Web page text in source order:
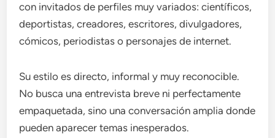
con invitados de perfiles muy variados: científicos,
deportistas, creadores, escritores, divulgadores,
cómicos, periodistas o personajes de internet.
Su estilo es directo, informal y muy reconocible.
No busca una entrevista breve ni perfectamente
empaquetada, sino una conversación amplia donde
pueden aparecer temas inesperados.